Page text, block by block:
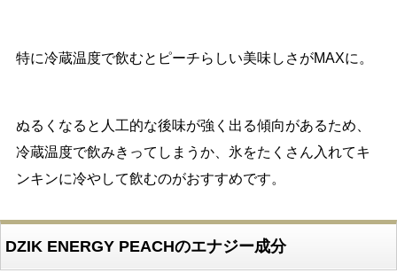
特に冷蔵温度で飲むとピーチらしい美味しさがMAXに。
ぬるくなると人工的な後味が強く出る傾向があるため、
冷蔵温度で飲みきってしまうか、氷をたくさん入れてキ
ンキンに冷やして飲むのがおすすめです。
DZIK ENERGY PEACHのエナジー成分